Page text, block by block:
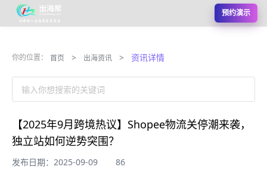
预约演示
你的位置： 首页 > 出海资讯 > 资讯详情
输入你想搜索的关键词
【2025年9月跨境热议】Shopee物流关停潮来袭，
独立站如何逆势突围？
发布日期：2025-09-09 86